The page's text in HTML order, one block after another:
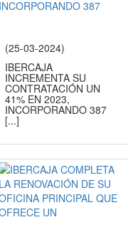
(25-03-2024)
IBERCAJA
INCREMENTA SU
CONTRATACIÓN UN
41% EN 2023,
INCORPORANDO 387
[...]